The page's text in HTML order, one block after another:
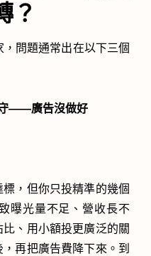
？
問題通常出在以下三個
守——廣告沒做好
，但你只投精準的幾個
曝光量不足、營收長不
、用小額投更廣泛的關
再把廣告費降下來。到